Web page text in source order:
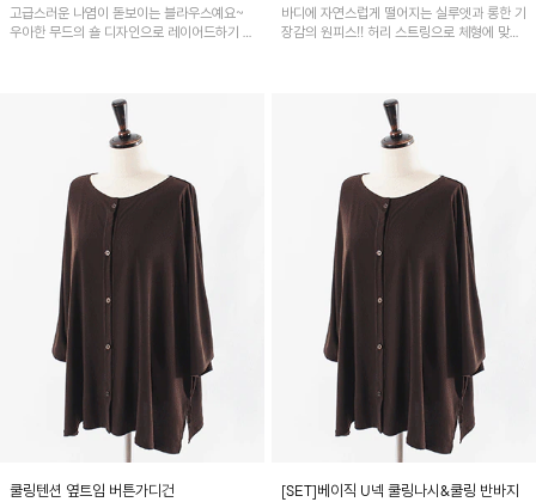
고급스러운 나염이 돋보이는 블라우스예요~
우아한 무드의 숄 디자인으로 레이어드하기 좋
바디에 자연스럽게 떨어지는 실루엣과 롱한 기
장감의 원피스!! 허리 스트링으로 체형에 맞게
쿨링텐션 옆트임 버튼가디건 [SET]베이직 U넥 쿨링나시&쿨링 반바지